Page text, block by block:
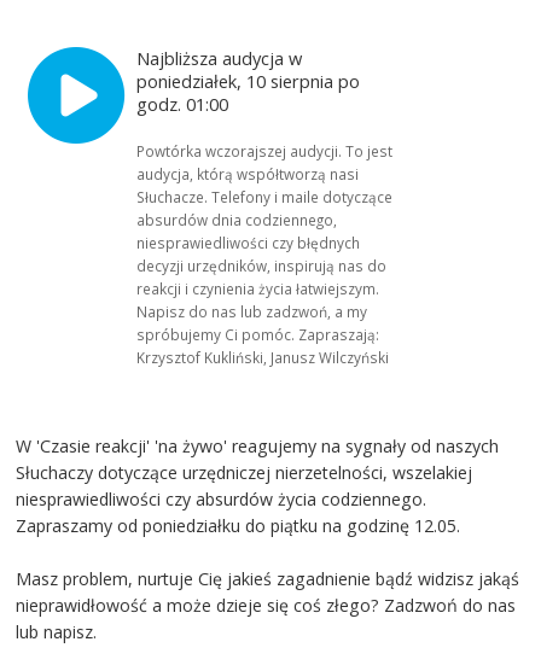
Najbliższa audycja w
poniedziałek, 10 sierpnia po
godz. 01:00
Powtórka wczorajszej audycji. To jest
audycja, którą współtworzą nasi
Słuchacze. Telefony i maile dotyczące
absurdów dnia codziennego,
niesprawiedliwości czy błędnych
decyzji urzędników, inspirują nas do
reakcji i czynienia życia łatwiejszym.
Napisz do nas lub zadzwoń, a my
spróbujemy Ci pomóc. Zapraszają:
Krzysztof Kukliński, Janusz Wilczyński
W 'Czasie reakcji' 'na żywo' reagujemy na sygnały od naszych
Słuchaczy dotyczące urzędniczej nierzetelności, wszelakiej
niesprawiedliwości czy absurdów życia codziennego.
Zapraszamy od poniedziałku do piątku na godzinę 12.05.
Masz problem, nurtuje Cię jakieś zagadnienie bądź widzisz jakąś
nieprawidłowość a może dzieje się coś złego? Zadzwoń do nas
lub napisz.